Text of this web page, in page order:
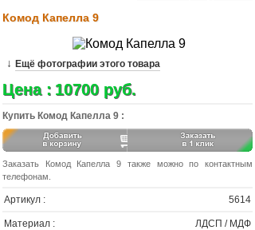
Комод Капелла 9
↓ Ещё фотографии этого товара
Цена : 10700 руб.
Купить Комод Капелла 9 :
Заказать Комод Капелла 9 также можно по контактным
телефонам.
Артикул : 5614
Материал : ЛДСП / МДФ